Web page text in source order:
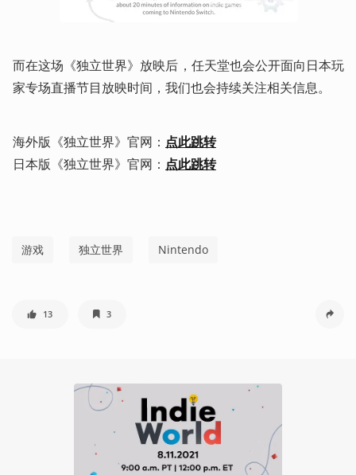
而在这场《独立世界》放映后，任天堂也会公开面向日本玩
家专场直播节目放映时间，我们也会持续关注相关信息。
海外版《独立世界》官网： 点此跳转
日本版《独立世界》官网： 点此跳转
游戏 独立世界 Nintendo
13 3